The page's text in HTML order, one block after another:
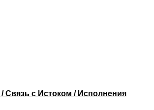
Связь с Истоком / Исполнения